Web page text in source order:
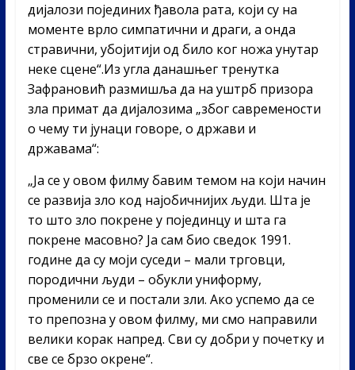
дијалози појединих ђавола рата, који су на
моменте врло симпатични и драги, а онда
стравични, убојитији од било ког ножа унутар
неке сцене“.Из угла данашњег тренутка
Зафрановић размишља да на уштрб призора
зла примат да дијалозима „због савремености
о чему ти јунаци говоре, о држави и
државама“:
„Ја се у овом филму бавим темом на који начин
се развија зло код најобичнијих људи. Шта је
то што зло покрене у појединцу и шта га
покрене масовно? Ја сам био сведок 1991.
године да су моји суседи – мали трговци,
породични људи – обукли униформу,
променили се и постали зли. Ако успемо да се
то препозна у овом филму, ми смо направили
велики корак напред. Сви су добри у почетку и
све се брзо окрене“.